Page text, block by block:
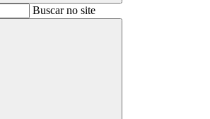
BuscarBuscar no site